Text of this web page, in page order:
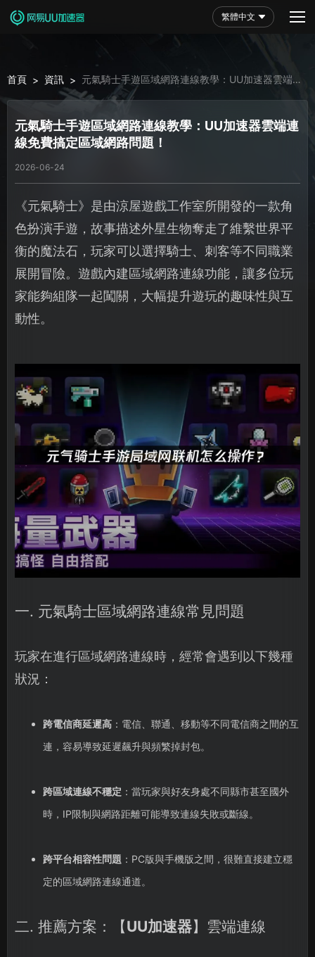
繁體中文
首頁 > 資訊 > 元氣騎士手遊區域網路連線教學：UU加速器雲端連
線免費搞定區域網路問題！
元氣騎士手遊區域網路連線教學：UU加速器雲端連
線免費搞定區域網路問題！
2026-06-24
《元氣騎士》是由涼屋遊戲工作室所開發的一款角
色扮演手遊，故事描述外星生物奪走了維繫世界平
衡的魔法石，玩家可以選擇騎士、刺客等不同職業
展開冒險。遊戲內建區域網路連線功能，讓多位玩
家能夠組隊一起闖關，大幅提升遊玩的趣味性與互
動性。
一. 元氣騎士區域網路連線常見問題
玩家在進行區域網路連線時，經常會遇到以下幾種
狀況：
跨電信商延遲高：電信、聯通、移動等不同電信商之間的互
連，容易導致延遲飆升與頻繁掉封包。
跨區域連線不穩定 ：當玩家與好友身處不同縣市甚至國外
時，IP限制與網路距離可能導致連線失敗或斷線。
跨平台相容性問題 ：PC版與手機版之間，很難直接建立穩
定的區域網路連線通道。
二. 推薦方案：【UU加速器】雲端連線